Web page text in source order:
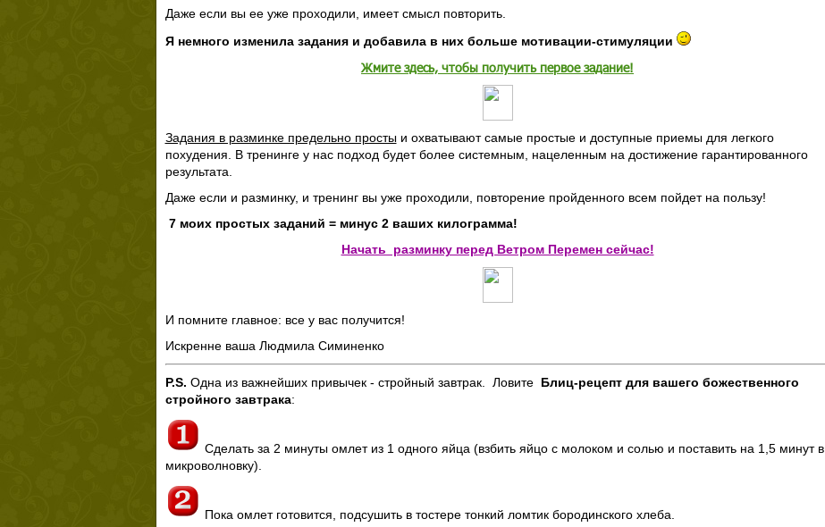
Даже если вы ее уже проходили, имеет смысл повторить.
Я немного изменила задания и добавила в них больше мотивации-стимуляции
Жмите здесь, чтобы получить первое задание!
Задания в разминке предельно простыи охватывают самые простые и доступные приемы для легкого
похудения. В тренинге у нас подход будет более системным, нацеленным на достижение гарантированного
результата.
Даже если и разминку, и тренинг вы уже проходили, повторение пройденного всем пойдет на пользу!
7 моих простых заданий = минус 2 ваших килограмма!
Начать разминку перед Ветром Перемен сейчас!
И помните главное: все у вас получится!
Искренне ваша Людмила Симиненко
P.S. Одна из важнейших привычек - стройный завтрак. Ловите Блиц-рецепт для вашего божественного
стройного завтрака:
Сделать за 2 минуты омлет из 1 одного яйца (взбить яйцо с молоком и солью и поставить на 1,5 минут в
микроволновку).
Пока омлет готовится, подсушить в тостере тонкий ломтик бородинского хлеба.